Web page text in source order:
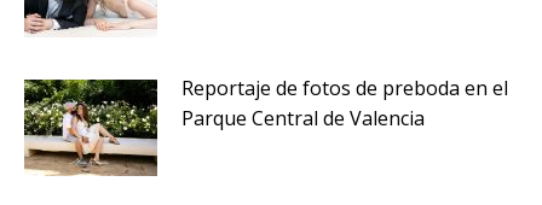
Reportaje de fotos de preboda en el
Parque Central de Valencia